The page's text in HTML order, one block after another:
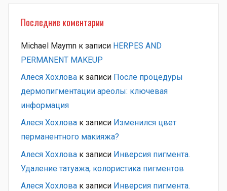
Последние коментарии
Michael Maymn к записи HERPES AND
PERMANENT MAKEUP
Алеся Хохлова к записи После процедуры
дермопигментации ареолы: ключевая
информация
Алеся Хохлова к записи Изменился цвет
перманентного макияжа?
Алеся Хохлова к записи Инверсия пигмента.
Удаление татуажа, колористика пигментов
Алеся Хохлова к записи Инверсия пигмента.